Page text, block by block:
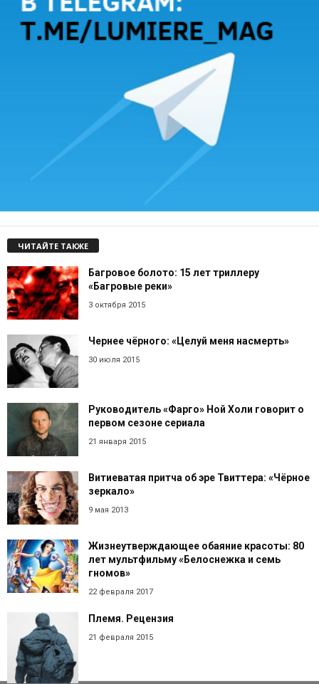
ЧИТАЙТЕ ТАКЖЕ
Багровое болото: 15 лет триллеру
«Багровые реки»
3 октября 2015
Чернее чёрного: «Целуй меня насмерть»
30 июля 2015
Руководитель «Фарго» Ной Холи говорит о
первом сезоне сериала
21 января 2015
Витиеватая притча об эре Твиттера: «Чёрное
зеркало»
9 мая 2013
Жизнеутверждающее обаяние красоты: 80
лет мультфильму «Белоснежка и семь
гномов»
22 февраля 2017
Племя. Рецензия
21 февраля 2015